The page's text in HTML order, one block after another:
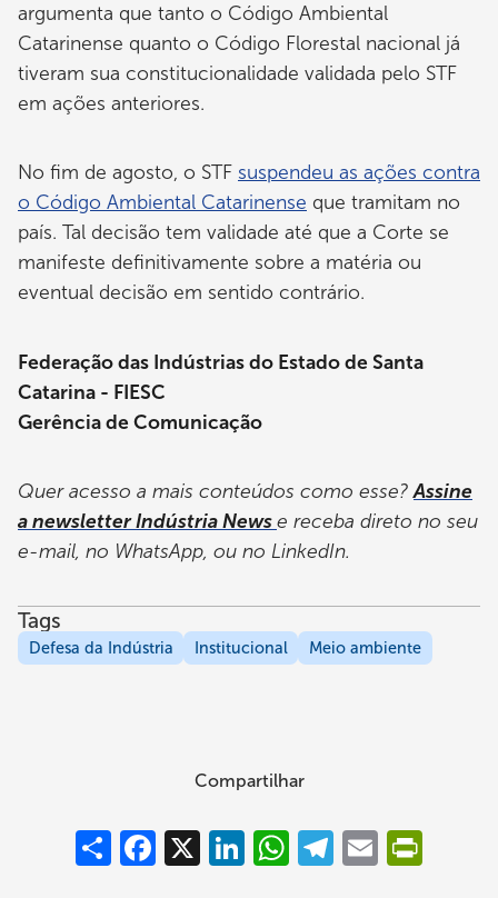
argumenta que tanto o Código Ambiental
Catarinense quanto o Código Florestal nacional já
tiveram sua constitucionalidade validada pelo STF
em ações anteriores.
No fim de agosto, o STF suspendeu as ações contra
o Código Ambiental Catarinense que tramitam no
país. Tal decisão tem validade até que a Corte se
manifeste definitivamente sobre a matéria ou
eventual decisão em sentido contrário.
Federação das Indústrias do Estado de Santa
Catarina - FIESC
Gerência de Comunicação
Quer acesso a mais conteúdos como esse?Assine
a newsletter Indústria Newse receba direto no seu
e-mail, no WhatsApp, ou no LinkedIn.
Tags
Defesa da Indústria Institucional Meio ambiente
Compartilhar
Compartilhar
Facebook
X LinkedInWhatsAppTelegram
Email